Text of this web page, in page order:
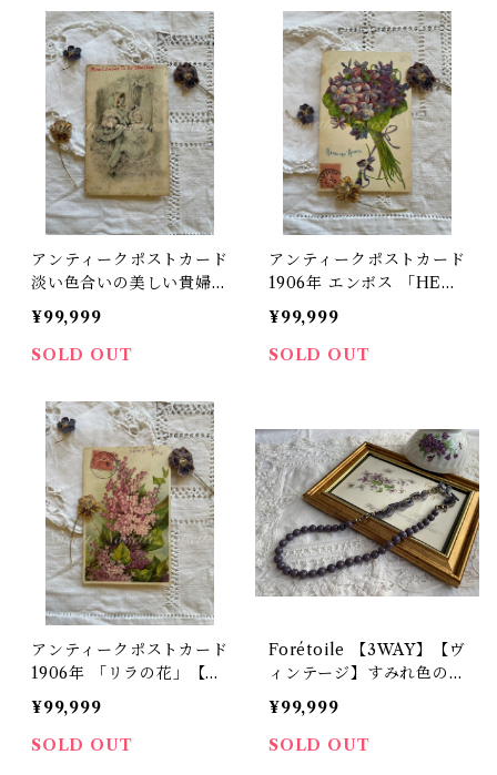
アンティークポストカード
淡い色合いの美しい貴婦人
たち【P25】
¥99,999
SOLD OUT
アンティークポストカード
1906年 エンボス 「HEU
REUSE ANNEE」【P2
3】
¥99,999
SOLD OUT
アンティークポストカード
1906年 「リラの花」【P2
0】
¥99,999
SOLD OUT
Forétoile 【3WAY】【ヴ
ィンテージ】すみれ色のネ
ックレス【No.457】
¥99,999
SOLD OUT